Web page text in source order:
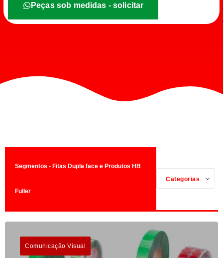
Peças sob medidas - solicitar
Segmentos - Fitas Dupla face e Produtos HB
Fuller
Categorias
Comunicação Visual